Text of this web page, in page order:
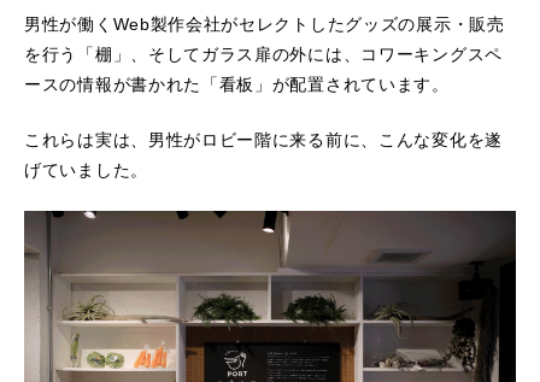
男性が働くWeb製作会社がセレクトしたグッズの展示・販売
を行う「棚」、そしてガラス扉の外には、コワーキングスペ
ースの情報が書かれた「看板」が配置されています。
これらは実は、男性がロビー階に来る前に、こんな変化を遂
げていました。